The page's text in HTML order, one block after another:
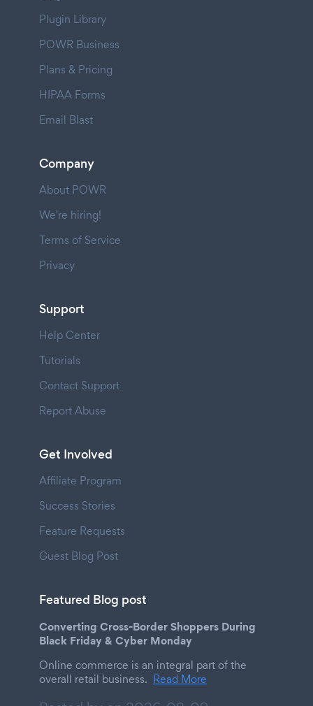
Plugin Library
POWR Business
Plans & Pricing
HIPAA Forms
Email Blast
Company
About POWR
We're hiring!
Terms of Service
Privacy
Support
Help Center
Tutorials
Contact Support
Report Abuse
Get Involved
Affiliate Program
Success Stories
Feature Requests
Guest Blog Post
Featured Blog post
Converting Cross-Border Shoppers During
Black Friday & Cyber Monday
Online commerce is an integral part of the
overall retail business. Read More